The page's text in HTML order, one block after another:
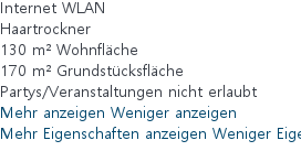
Internet WLAN
Haartrockner
130 m² Wohnfläche
170 m² Grundstücksfläche
Partys/Veranstaltungen nicht erlaubt
Mehr anzeigen Weniger anzeigen
Mehr Eigenschaften anzeigen Weniger